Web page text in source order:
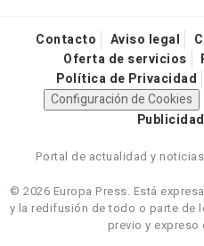
Contacto Aviso legal
Oferta de servicios
Política de Privacidad
Configuración de Cookies
Portal de actualidad y
© 2026 Europa Press. Está
y la redifusión de todo o parte de
previo y